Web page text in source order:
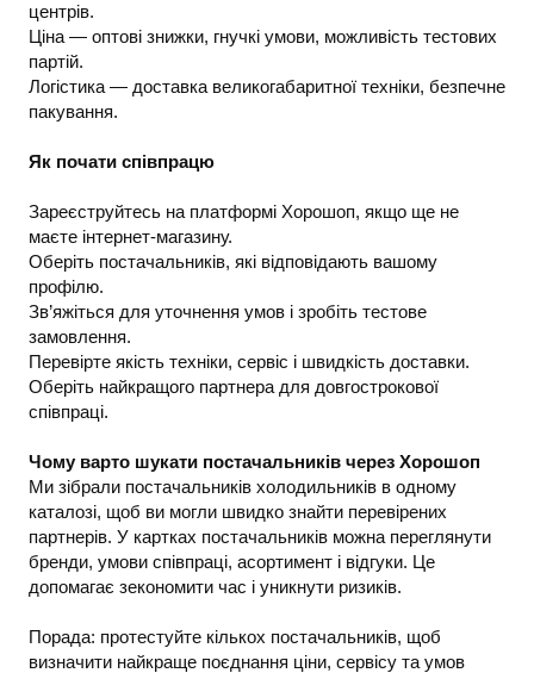
центрів.
Ціна — оптові знижки, гнучкі умови, можливість тестових
партій.
Логістика — доставка великогабаритної техніки, безпечне
пакування.
Як почати співпрацю
Зареєструйтесь на платформі Хорошоп, якщо ще не
маєте інтернет-магазину.
Оберіть постачальників, які відповідають вашому
профілю.
Зв’яжіться для уточнення умов і зробіть тестове
замовлення.
Перевірте якість техніки, сервіс і швидкість доставки.
Оберіть найкращого партнера для довгострокової
співпраці.
Чому варто шукати постачальників через Хорошоп
Ми зібрали постачальників холодильників в одному
каталозі, щоб ви могли швидко знайти перевірених
партнерів. У картках постачальників можна переглянути
бренди, умови співпраці, асортимент і відгуки. Це
допомагає зекономити час і уникнути ризиків.
Порада: протестуйте кількох постачальників, щоб
визначити найкраще поєднання ціни, сервісу та умов